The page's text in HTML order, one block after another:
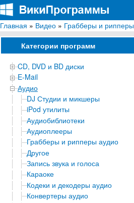
ВикиПрограммы
Энциклопедия бесплатных
Главная » Видео » Грабберы и
Категории программ
CD, DVD и BD диски
E-Mail
Аудио
DJ Студии и микшеры
iPod утилиты
Аудиобиблиотеки
Аудиоплееры
Грабберы и рипперы аудио
Другое
Запись звука и голоса
Караоке
Кодеки и декодеры аудио
Конвертеры аудио